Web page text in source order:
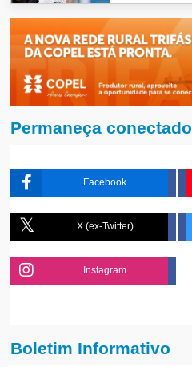
Permaneça conectado
Facebook
X (ex-Twitter)
Instagram
Boletim Informativo